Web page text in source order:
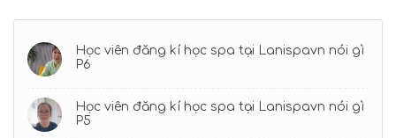
Học viên đăng kí học spa tại Lanispavn nói gì
P6
Học viên đăng kí học spa tại Lanispavn nói gì
P5